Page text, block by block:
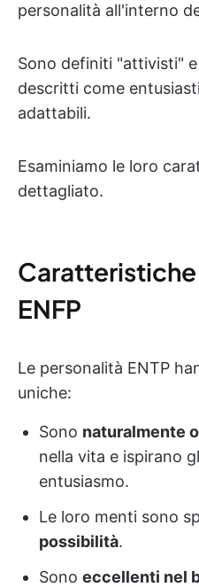
personalità all'interno
Sono definiti "attivisti"
descritti come
adattabili.
Esaminiamo le loro
dettagliato.
ENFP
Le personalità ENTP
uniche:
Sono naturalmente
nella vita e ispirano
entusiasmo.
Le loro menti sono
possibilità.
Sono eccellenti nel